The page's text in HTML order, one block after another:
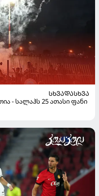
ᲡᲮᲕᲐᲓᲐᲡᲮᲕᲐ
- სალაჰს 25 ათასი ფანი